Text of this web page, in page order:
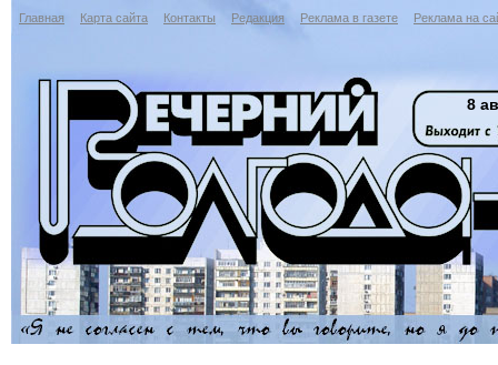
Главная Карта сайта Контакты Редакция Реклама в газете Реклама на
8